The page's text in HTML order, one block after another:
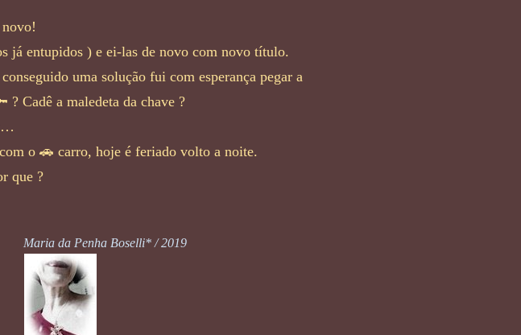
já entupidos ) e ei-las de novo com novo título.
uma solução fui com esperança pegar a
? Cadê a maledeta da chave ?
o 🚗 carro, hoje é feriado volto a noite.
que ?
Maria da Penha Boselli* / 2019